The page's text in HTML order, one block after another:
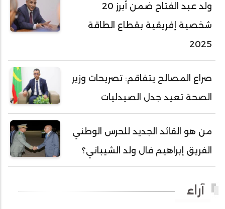
أحمد محفوظ حسني
أحمد محمد عبدالرحمن أمين
أحمد محمود محمد المامي النيسان
أحمد هارون الشيخ سيديا
أحمد ولد آبه
أحمد ولد الديه
أحمد ولد السالك
أحمد ولد باهيه
ولد عبد الفتاح ضمن أبرز 20
شخصية إفريقية بقطاع الطاقة
2025
صراع المصالح يتفاقم: تصريحات وزير
الصحة تعيد جدل الصيدليات
من هو القائد الجديد للحرس الوطني
الفريق إبراهيم فال ولد الشيباني؟
آراء